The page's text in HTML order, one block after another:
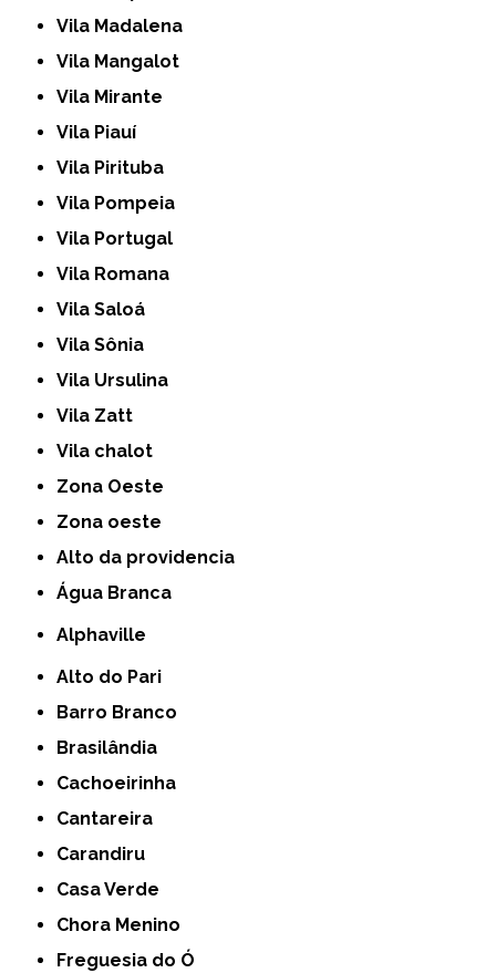
Vila Madalena
Vila Mangalot
Vila Mirante
Vila Piauí
Vila Pirituba
Vila Pompeia
Vila Portugal
Vila Romana
Vila Saloá
Vila Sônia
Vila Ursulina
Vila Zatt
Vila chalot
Zona Oeste
Zona oeste
alto da providencia
Água Branca
Alphaville
Alto do Pari
Barro Branco
Brasilândia
Cachoeirinha
Cantareira
Carandiru
Casa Verde
Chora Menino
Freguesia do Ó